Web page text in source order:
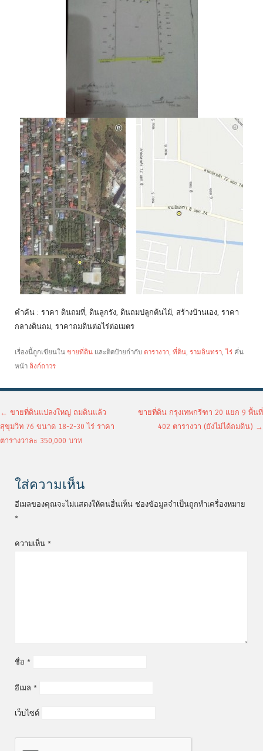
คำค้น : ราคา ดินถมที่, ดินลูกรัง, ดินถมปลูกต้นไม้, สร้างบ้านเอง, ราคา
กลางดินถม, ราคาถมดินต่อไร่ต่อเมตร
เรื่องนี้ถูกเขียนใน ขายที่ดิน และติดป้ายกำกับ ตารางวา, ที่ดิน, รามอินทรา,ไร่ คั่น
หน้า ลิงก์ถาวร
เมนูนำทางเรื่อง
← ขายที่ดินแปลงใหญ่ ถมดินแล้ว
สุขุมวิท 76 ขนาด 18-2-30 ไร่ ราคา
ตารางวาละ 350,000 บาท
ขายที่ดิน กรุงเทพกรีฑา 20 แยก 9 พื้นที่
402 ตารางวา (ยังไม่ได้ถมดิน) →
ใส่ความเห็น
อีเมลของคุณจะไม่แสดงให้คนอื่นเห็น ช่องข้อมูลจำเป็นถูกทำเครื่องหมาย
*
ความเห็น *
ชื่อ *
อีเมล *
เว็บไซต์